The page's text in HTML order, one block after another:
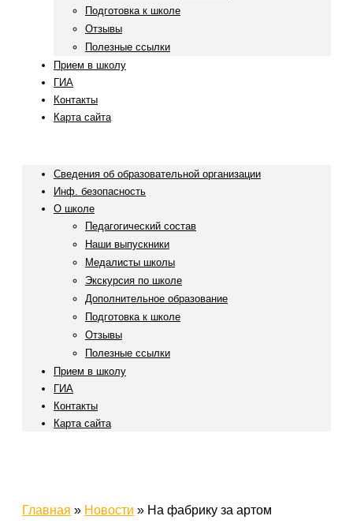
Подготовка к школе
Отзывы
Полезные ссылки
Прием в школу
ГИА
Контакты
Карта сайта
Сведения об образовательной организации
Инф. безопасность
О школе
Педагогический состав
Наши выпускники
Медалисты школы
Экскурсия по школе
Дополнительное образование
Подготовка к школе
Отзывы
Полезные ссылки
Прием в школу
ГИА
Контакты
Карта сайта
Главная » Новости » На фабрику за артом